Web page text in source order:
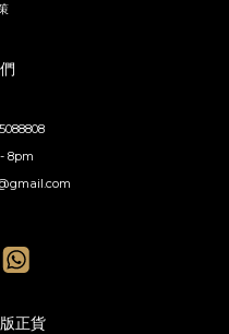
8pm
正貨